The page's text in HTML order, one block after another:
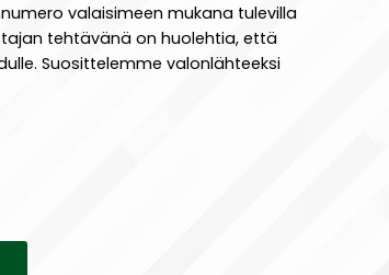
valaisimeen mukana tulevilla
tehtävänä on huolehtia, että
Suosittelemme valonlähteeksi